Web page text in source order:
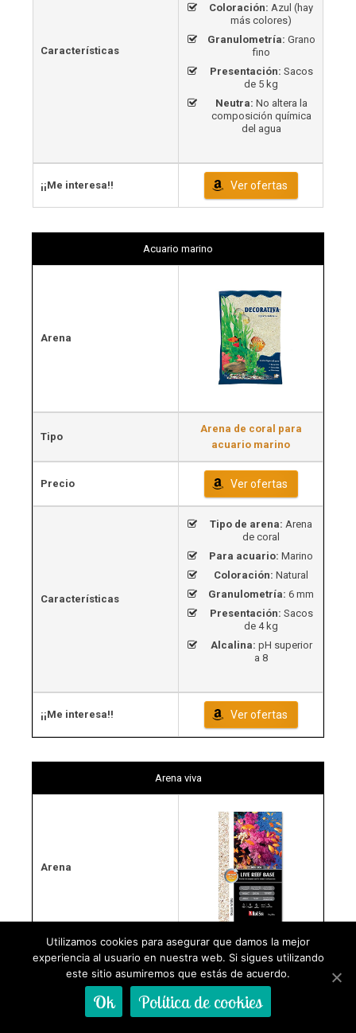
Características
Coloración: Azul (hay
más colores)
Granulometría: Grano
fino
Presentación: Sacos
de 5 kg
Neutra: No altera la
composición química
del agua
¡¡Me interesa!! Ver ofertas
Acuario marino
Arena
Tipo
Arena de coral para
acuario marino
Precio Ver ofertas
Características
Tipo de arena: Arena
de coral
Para acuario: Marino
Coloración: Natural
Granulometría: 6 mm
Presentación: Sacos
de 4 kg
Alcalina: pH superior
a 8
¡¡Me interesa!! Ver ofertas
Arena viva
Arena
Tipo
Arena viva para acuario
marino
Ver ofertas
Utilizamos cookies para asegurar que damos la mejor
experiencia al usuario en nuestra web. Si sigues utilizando
este sitio asumiremos que estás de acuerdo.
Ok Política de cookies